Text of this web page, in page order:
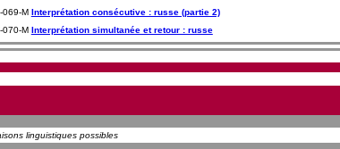
069-M Interprétation consécutive : russe (partie 2)
070-M Interprétation simultanée et retour : russe
linguistiques possibles